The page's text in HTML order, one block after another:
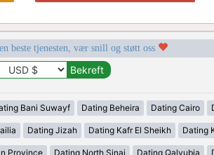
beste tjenesten, vær snill og støtt oss
Bani Suwayf Dating Beheira Dating Cairo
Dating Jizah Dating Kafr El Sheikh Dating
Province Dating North Sinai Dating Qalyubia